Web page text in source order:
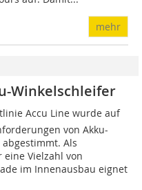
mehr
Winkelschleifer
Accu Line wurde auf
von Akku-
Als
Vielzahl von
im Innenausbau eignet